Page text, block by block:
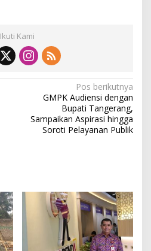
Ikuti Kami
Pos berikutnya
GMPK Audiensi dengan
Bupati Tangerang,
Sampaikan Aspirasi hingga
Soroti Pelayanan Publik